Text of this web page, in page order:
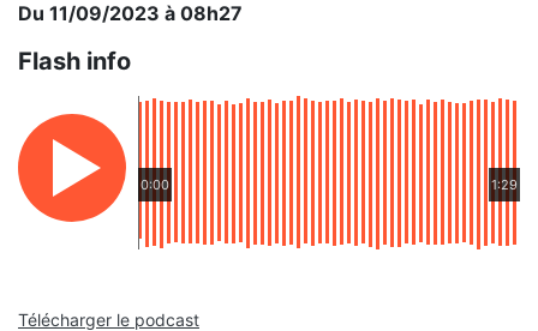
Du 11/09/2023 à 08h27
Flash info
0:00 1:29
Télécharger le podcast